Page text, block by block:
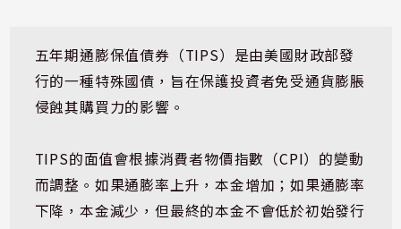
五年期通膨保值債券（TIPS）是由美國財政部發
行的一種特殊國債，旨在保護投資者免受通貨膨脹
侵蝕其購買力的影響。
TIPS的面值會根據消費者物價指數（CPI）的變動
而調整。如果通膨率上升，本金增加；如果通膨率
下降，本金減少，但最終的本金不會低於初始發行